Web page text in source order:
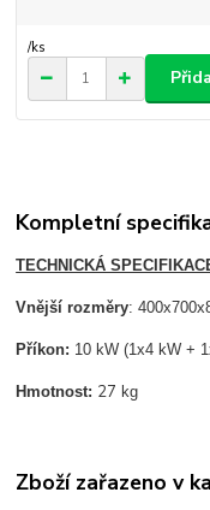
/ks
Kompletní
TECHNICKÁ
Vnější rozměry:
Příkon: 10 kW (1x4 kW +
Hmotnost: 27 kg
Zboží zařazeno v